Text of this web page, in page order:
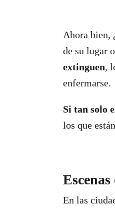
Ahora bien,
de su lugar
extinguen,
enfermarse.
Si tan solo
los que
En las